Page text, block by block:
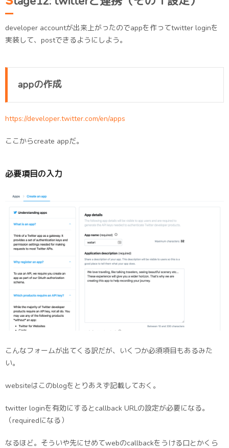
developer accountが出来上がったのでappを作ってtwitter loginを
実装して、postできるようにしよう。
appの作成
https://developer.twitter.com/en/apps
ここからcreate appだ。
必要項目の入力
こんなフォームが出てくる訳だが、いくつか必須項目もあるみた
い。
websiteはこのblogをとりあえず記載しておく。
twitter loginを有効にするとcallback URLの設定が必要になる。
（requiredになる）
なるほど。そういや先にせめてwebのcallbackをうける口とかくら